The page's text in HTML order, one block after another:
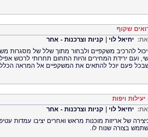
שקוף
יחיאל לוי
קניות וצרכנות - אחר
להרכיב משקפיים ולבחור מתוך שלל של מסגרות
ועם ירידת המחירים והיות התחום תחרותי לרכוש
פעם יוכל להתאים את המשקפיים אל המראה
ויפות
יחיאל לוי
קניות וצרכנות - אחר
של אריזות מוכנות מראש ואחרים יציבו עמדות
בצורה שנוח לו.